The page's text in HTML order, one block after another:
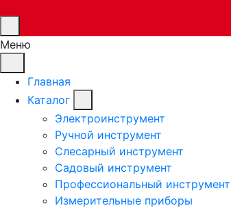
Меню
Главная
Каталог
Электроинструмент
Ручной инструмент
Слесарный инструмент
Садовый инструмент
Профессиональный инструмент
Измерительные приборы